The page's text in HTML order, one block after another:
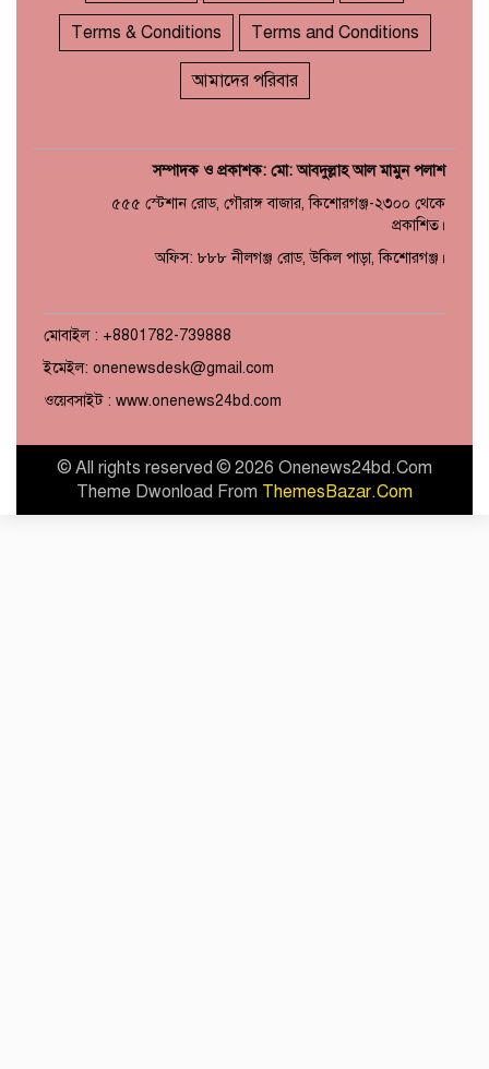
Terms & Conditions Terms and Conditions
আমাদের পরিবার
সম্পাদক ও প্রকাশক: মো: আবদুল্লাহ আল মামুন পলাশ
৫৫৫ স্টেশান রোড, গৌরাঙ্গ বাজার, কিশোরগঞ্জ-২৩০০ থেকে
প্রকাশিত।
অফিস: ৮৮৮ নীলগঞ্জ রোড, উকিল পাড়া, কিশোরগঞ্জ।
মোবাইল : +8801782-739888
ইমেইল: onenewsdesk@gmail.com
ওয়েবসাইট : www.onenews24bd.com
© All rights reserved © 2026 Onenews24bd.Com
Theme Dwonload From ThemesBazar.Com